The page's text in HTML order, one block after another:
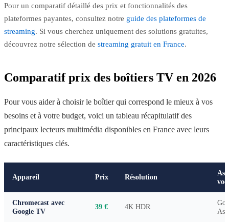
Pour un comparatif détaillé des prix et fonctionnalités des
plateformes payantes, consultez notre guide des plateformes de
streaming. Si vous cherchez uniquement des solutions gratuites,
découvrez notre sélection de streaming gratuit en France.
Comparatif prix des boîtiers TV en 2026
Pour vous aider à choisir le boîtier qui correspond le mieux à vos
besoins et à votre budget, voici un tableau récapitulatif des
principaux lecteurs multimédia disponibles en France avec leurs
caractéristiques clés.
Appareil Prix Résolution
Chromecast avec
Google TV
39 € 4K HDR